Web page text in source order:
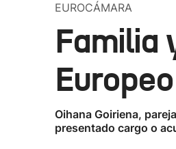
EUROCÁMARA
Familia
Oihana Goiriena,
presentado cargo o